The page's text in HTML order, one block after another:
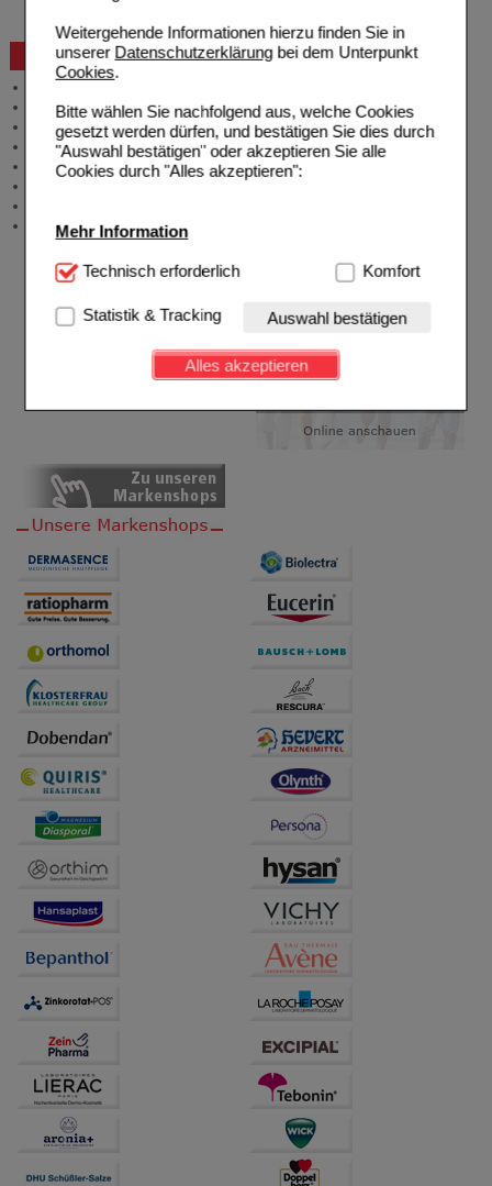
Weitergehende Informationen hierzu finden Sie in
unserer Datenschutzerklärungbei dem Unterpunkt
Cookies.
Bitte wählen Sie nachfolgend aus, welche Cookies
gesetzt werden dürfen, und bestätigen Sie dies durch
"Auswahl bestätigen" oder akzeptieren Sie alle
Cookies durch "Alles akzeptieren":
Mehr Information
Technisch Notwendig:Hierbei handelt es sich um
Website notwendig sind (z.B. Navigation, Warenkorb,
Kundenkonto), weshalb auf diese nicht verzichtet
werden kann.
Einkaufserlebnis noch ansprechender zu gestalten,
beispielsweise für die Wiedererkennung des
Verhaltensweisen (z.B. Spracheinstellung)
anzupassen. Komfort-Cookies ermöglichen es uns
auch auf Ihre Bedürfnisse zugeschrittene Inhalte
anzuzeigen und unser Partnerprogramm zu
Informationen über die Art und Weise der Nutzung
unserer Website sammeln, mit deren Hilfe wir unsere
Website weiter für Sie optimieren können, den Inhalt
Drittseiten möglichst relevant für Sie zu gestalten.
Bitte beachten Sie, dass Daten hierfür teilweise an
Dritte wie z.B. Google oder soziale Medien
übertragen werden.
Technisch erforderlich Komfort
Statistik & Tracking Auswahl bestätigen
Alles akzeptieren
Beratung und Service
Produktberatung
Meldung Arzneimittelrisiken
Zuzahlungsfreie Arzneien
Angebote & Downloads
Stellenangebote